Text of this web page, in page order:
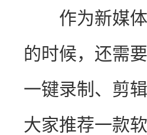
作为新媒体
的时候，还需
一键录制、剪
大家推荐一款